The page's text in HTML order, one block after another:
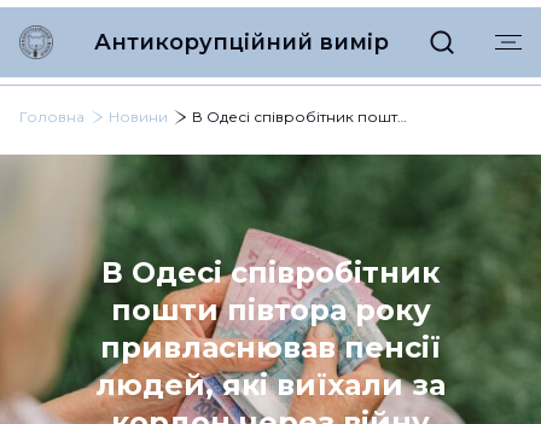
Антикорупційний вимір
Головна Новини В Одесі співробітник пошти півтора року привласнював пенсії людей, які виїхали за кордон через війну
В Одесі співробітник
пошти півтора року
привласнював пенсії
людей, які виїхали за